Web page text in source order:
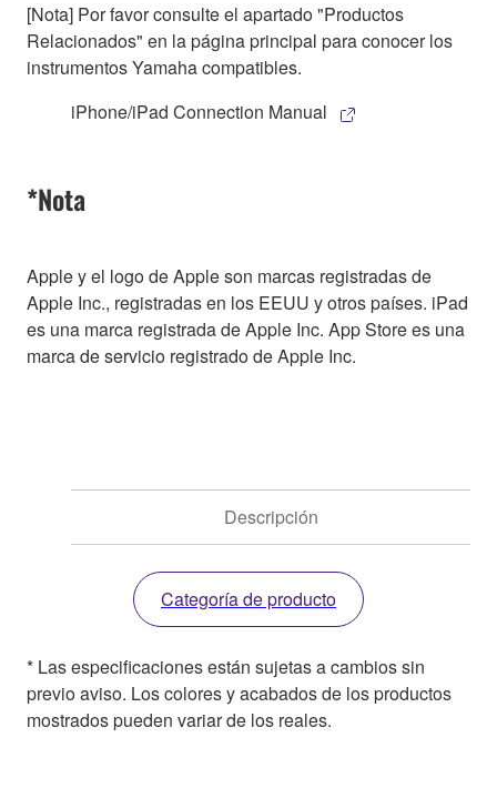
[Nota] Por favor consulte el apartado "Productos
Relacionados" en la página principal para conocer los
instrumentos Yamaha compatibles.
iPhone/iPad Connection Manual
*Nota
Apple y el logo de Apple son marcas registradas de
Apple Inc., registradas en los EEUU y otros países. iPad
es una marca registrada de Apple Inc. App Store es una
marca de servicio registrado de Apple Inc.
Descripción
Categoría de producto
* Las especificaciones están sujetas a cambios sin
previo aviso. Los colores y acabados de los productos
mostrados pueden variar de los reales.